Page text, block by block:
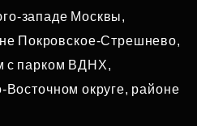
Москвы,
Покровское‑Стрешнево,
с парком ВДНХ,
округе, районе